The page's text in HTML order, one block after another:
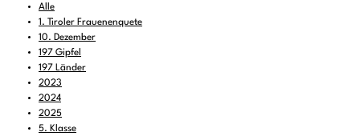
Alle
1. Tiroler Frauenenquete
10. Dezember
197 Gipfel
197 Länder
2023
2024
2025
5. Klasse